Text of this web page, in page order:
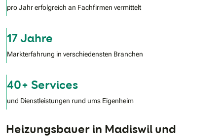
pro Jahr erfolgreich an Fachfirmen vermittelt
17 Jahre
Markterfahrung in verschiedensten Branchen
40+ Services
und Dienstleistungen rund ums Eigenheim
Heizungsbauer in Madiswil und